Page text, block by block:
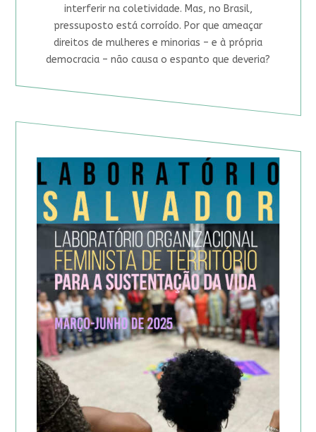
interferir na coletividade. Mas, no Brasil,
pressuposto está corroído. Por que ameaçar
direitos de mulheres e minorias – e à própria
democracia – não causa o espanto que deveria?